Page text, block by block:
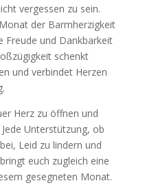
vergessen zu sein.
der Barmherzigkeit
Freude und Dankbarkeit
schenkt
und verbindet Herzen
Herz zu öffnen und
Unterstützung, ob
Leid zu lindern und
euch zugleich eine
gesegneten Monat.